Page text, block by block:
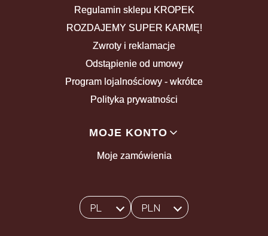
Regulamin sklepu KROPEK
ROZDAJEMY SUPER KARMĘ!
Zwroty i reklamacje
Odstąpienie od umowy
Program lojalnościowy - wkrótce
Polityka prywatności
MOJE KONTO
Moje zamówienia
Wybrany język:
PL
polski Wybrana waluta:
PLN